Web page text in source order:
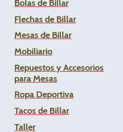
Bolas de Billar
Flechas de Billar
Mesas de Billar
Mobiliario
Repuestos y Accesorios
para Mesas
Ropa Deportiva
Tacos de Billar
Taller